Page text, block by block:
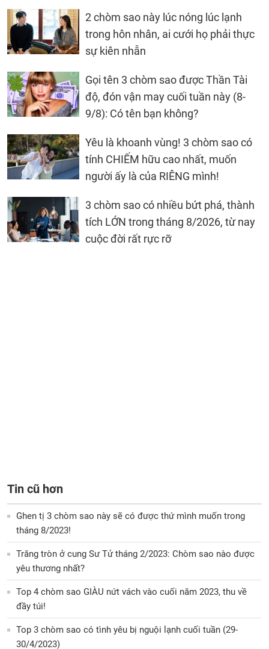
2 chòm sao này lúc nóng lúc lạnh
trong hôn nhân, ai cưới họ phải thực
sự kiên nhẫn
Gọi tên 3 chòm sao được Thần Tài
độ, đón vận may cuối tuần này (8-
9/8): Có tên bạn không?
Yêu là khoanh vùng! 3 chòm sao có
tính CHIẾM hữu cao nhất, muốn
người ấy là của RIÊNG mình!
3 chòm sao có nhiều bứt phá, thành
tích LỚN trong tháng 8/2026, từ nay
cuộc đời rất rực rỡ
Tin cũ hơn
Ghen tị 3 chòm sao này sẽ có được thứ mình muốn trong
tháng 8/2023!
Trăng tròn ở cung Sư Tử tháng 2/2023: Chòm sao nào được
yêu thương nhất?
Top 4 chòm sao GIÀU nứt vách vào cuối năm 2023, thu về
đầy túi!
Top 3 chòm sao có tình yêu bị nguội lạnh cuối tuần (29-
30/4/2023)